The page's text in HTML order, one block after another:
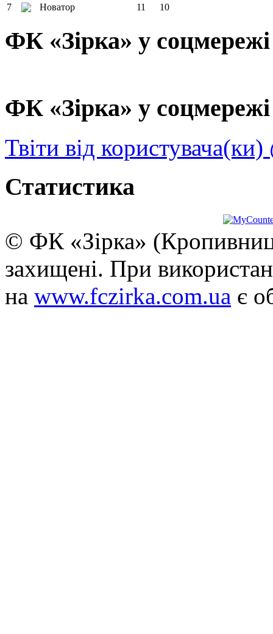
7
Новатор 11 10
ФК «Зірка» у
ФК «Зірка» у
Твіти від
Статистика
© ФК «Зірка»
захищені. При
на www.fczirka.com.ua є